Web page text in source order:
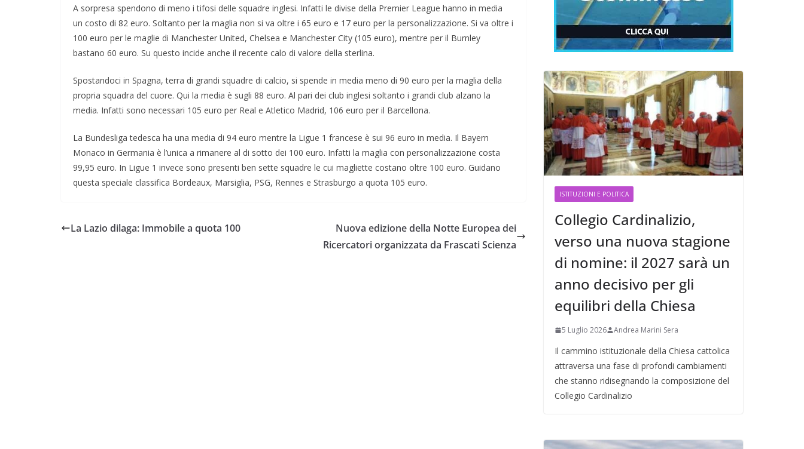
A sorpresa spendono di meno i tifosi delle squadre inglesi. Infatti le divise della Premier League hanno in media
un costo di 82 euro. Soltanto per la maglia non si va oltre i 65 euro e 17 euro per la personalizzazione. Si va oltre i
100 euro per le maglie di Manchester United, Chelsea e Manchester City (105 euro), mentre per il Burnley
bastano 60 euro. Su questo incide anche il recente calo di valore della sterlina.
Spostandoci in Spagna, terra di grandi squadre di calcio, si spende in media meno di 90 euro per la maglia della
propria squadra del cuore. Qui la media è sugli 88 euro. Al pari dei club inglesi soltanto i grandi club alzano la
media. Infatti sono necessari 105 euro per Real e Atletico Madrid, 106 euro per il Barcellona.
La Bundesliga tedesca ha una media di 94 euro mentre la Ligue 1 francese è sui 96 euro in media. Il Bayern
Monaco in Germania è l’unica a rimanere al di sotto dei 100 euro. Infatti la maglia con personalizzazione costa
99,95 euro. In Ligue 1 invece sono presenti ben sette squadre le cui magliette costano oltre 100 euro. Guidano
questa speciale classifica Bordeaux, Marsiglia, PSG, Rennes e Strasburgo a quota 105 euro.
La Lazio dilaga: Immobile a quota 100
Nuova edizione della Notte Europea dei
Ricercatori organizzata da Frascati Scienza
ISTITUZIONI E POLITICA
Collegio Cardinalizio,
verso una nuova stagione
di nomine: il 2027 sarà un
anno decisivo per gli
equilibri della Chiesa
5 Luglio 2026 Andrea Marini Sera
Il cammino istituzionale della Chiesa cattolica
attraversa una fase di profondi cambiamenti
che stanno ridisegnando la composizione del
Collegio Cardinalizio